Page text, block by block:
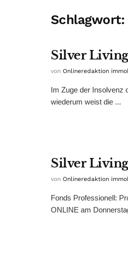
Schlagwort:
Silver
von Onlineredaktion
Im Zuge der Insolvenz
wiederum weist die ...
Silver
von Onlineredaktion
Fonds Professionell:
ONLINE am